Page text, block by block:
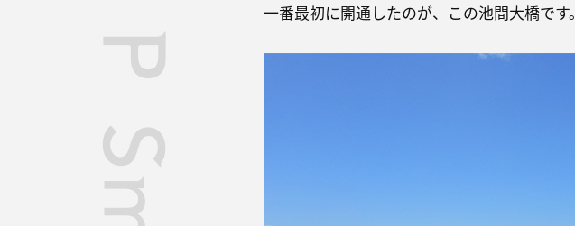
一番最初に開通したのが、この池間大橋です。